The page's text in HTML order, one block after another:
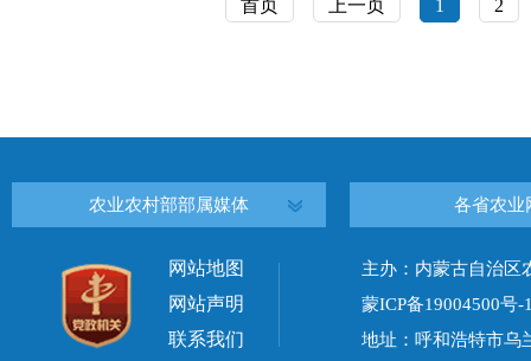
首页 上一页 1 2
农业农村部部属媒体 各省农业
网站地图
网站声明
联系我们
主办：内蒙古自治
蒙ICP备19004500号-
地址：呼和浩特市